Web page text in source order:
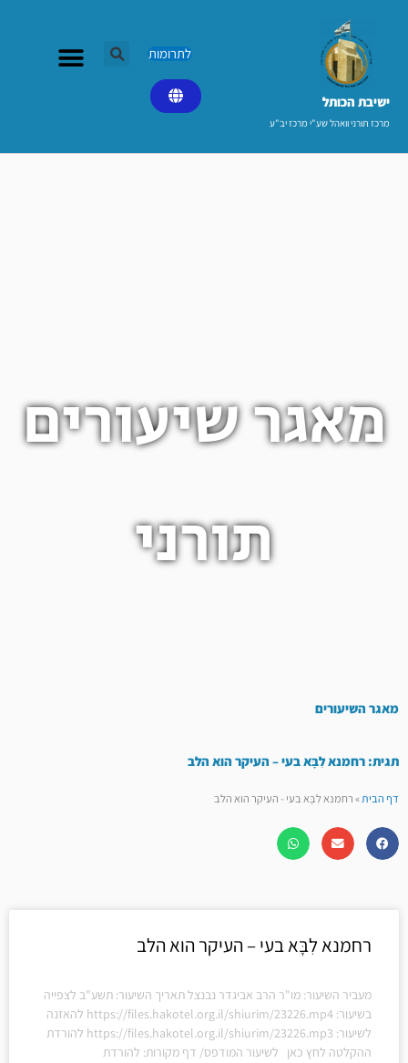
ישיבת הכותל​
מרכז תורני וואהל שע"י מרכז יב"ע
לתרומות
מאגר שיעורים
תורני
מאגר השיעורים
תגית: רחמנא לִבָּא בעי – העיקר הוא הלב
דף הבית»רחמנא לִבָּא בעי - העיקר הוא הלב
רחמנא לִבָּא בעי – העיקר הוא הלב
מעביר השיעור: מו"ר הרב אביגדר נבנצל תאריך השיעור: תשע"ב לצפייה
בשיעור: https://files.hakotel.org.il/shiurim/23226.mp4 להאזנה
לשיעור: https://files.hakotel.org.il/shiurim/23226.mp3 להורדת
ההקלטה לחץ כאן לשיעור המודפס/ דף מקורות: להורדת